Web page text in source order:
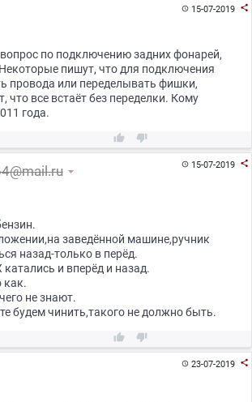
15-07-2019 
по подключению задних фонарей,
пишут, что для подключения
провода или переделывать фишки,
что все встаёт без переделки. Кому
года.
 
15-07-2019 
заведённой машине,ручник
назад-только в перёд.
и вперёд и назад.
как.
не знают.
будем чинить,такого не должно быть.
 
23-07-2019 